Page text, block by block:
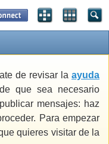
de revisar la ayuda
que sea necesario
mensajes: haz
Para empezar
quieres visitar de la